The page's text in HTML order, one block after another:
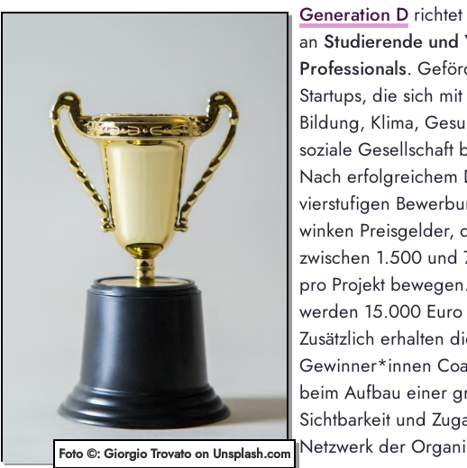
Foto ©: Giorgio Trovato on Unsplash.com
Generation D
an Studierende und
Professionals.
Startups, die sich
Bildung, Klima,
soziale Gesellschaft
Nach erfolgreichem
vierstufigen
winken Preisgelder,
zwischen 1.500 und
pro Projekt
werden 15.000
Zusätzlich erhalten
Gewinner*innen
beim Aufbau einer
Sichtbarkeit und
Netzwerk der